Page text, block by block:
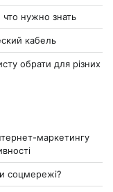
нужно знать
кабель
обрати для різних
маркетингу
соцмережі?